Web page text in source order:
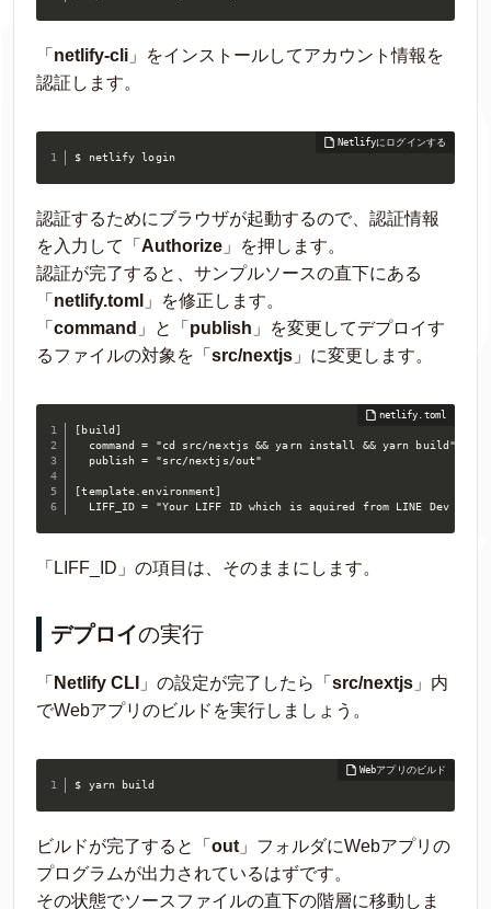
「 netlify-cli 」をインストールしてアカウント情報を
認証します。
$ netlify login
認証するためにブラウザが起動するので、認証情報
を入力して「 Authorize 」を押します。
認証が完了すると、サンプルソースの直下にある
「 netlify.toml 」を修正します。
「 command 」と「 publish 」を変更してデプロイす
るファイルの対象を「 src/nextjs 」に変更します。
[build]
  command = "cd src/nextjs && yarn install && yarn build"
  publish = "src/nextjs/out"
[template.environment]
LIFF_ID = "Your LIFF ID which is aquired from LINE Dev
「LIFF_ID」の項目は、そのままにします。
デプロイの実行
「 Netlify CLI 」の設定が完了したら「 src/nextjs 」内
でWebアプリのビルドを実行しましょう。
$ yarn build
ビルドが完了すると「 out 」フォルダにWebアプリの
プログラムが出力されているはずです。
その状態でソースファイルの直下の階層に移動しま